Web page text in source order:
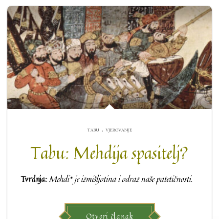
TABU . VJEROVANJE
Tabu: Mehdija spasitelj?
Tvrdnja:Mehdi* je izmišljotina i odraz naše patetičnosti.
Otvori članak